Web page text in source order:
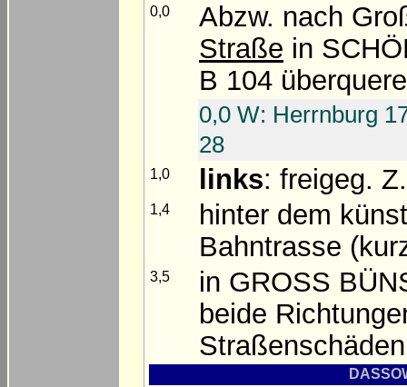
0,0
Abzw. nach
Straße in
B 104
0,0 W: Herrnburg
28
1,0 links: freigeg.
1,4
hinter dem
Bahntrasse
3,5
in GROSS
beide